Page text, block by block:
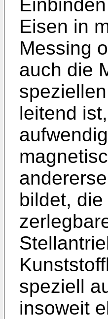
Eisen in
Messing
auch die
leitend
bildet,
speziell
insoweit